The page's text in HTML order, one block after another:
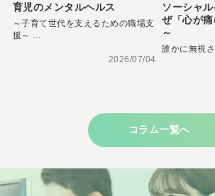
育児のメンタルヘルス
～子育て世代を支えるための職場支
援～ …
2026/07/04
ソーシャ
ぜ「心が
～
誰かに無視
コラム一覧へ